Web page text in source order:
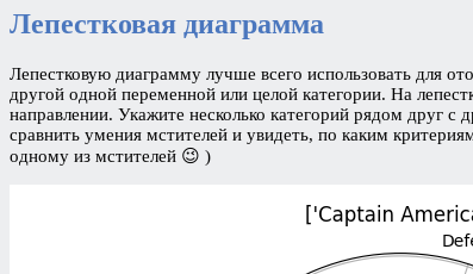
Лепестковая диаграмма
Лепестковую диаграмму лучше всего использовать для
другой одной переменной или целой категории. На
направлении. Укажите несколько категорий рядом друг
сравнить умения мстителей и увидеть, по каким
одному из мстителей 😉 )